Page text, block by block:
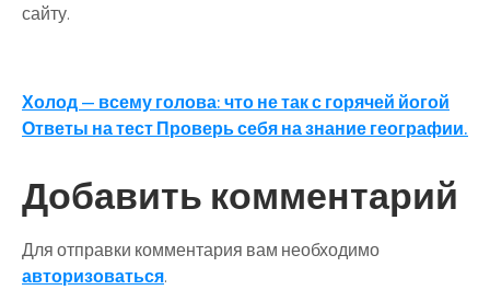
сайту.
Навигация
по
записям
Холод — всему голова: что не так с горячей йогой
Ответы на тест Проверь себя на знание географии.
Добавить комментарий
Для отправки комментария вам необходимо
авторизоваться.